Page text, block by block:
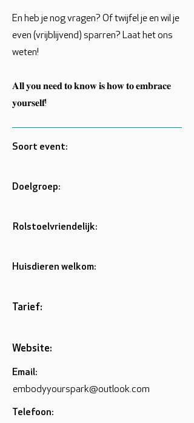
En heb je nog vragen? Of twijfel je en wil je
even (vrijblijvend) sparren? Laat het ons
weten!
𝐀𝐥𝐥 𝐲𝐨𝐮 𝐧𝐞𝐞𝐝 𝐭𝐨 𝐤𝐧𝐨𝐰 𝐢𝐬 𝐡𝐨𝐰 𝐭𝐨 𝐞𝐦𝐛𝐫𝐚𝐜𝐞
𝐲𝐨𝐮𝐫𝐬𝐞𝐥𝐟!
Soort event:
Doelgroep:
Rolstoelvriendelijk:
Huisdieren welkom:
Tarief:
Website:
Email:
embodyyourspark@outlook.com
Telefoon: